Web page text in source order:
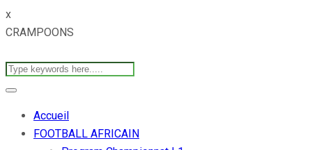
x
CRAMPOONS
Accueil
FOOTBALL AFRICAIN